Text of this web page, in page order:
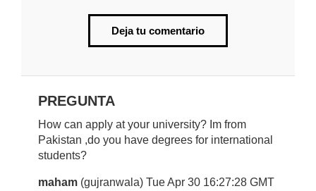
Deja tu comentario
PREGUNTA
How can apply at your university? Im from
Pakistan ,do you have degrees for international
students?
maham (gujranwala) Tue Apr 30 16:27:28 GMT